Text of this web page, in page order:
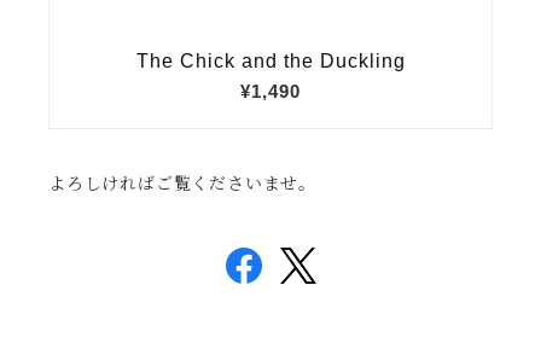
よろしければご覧くださいませ。